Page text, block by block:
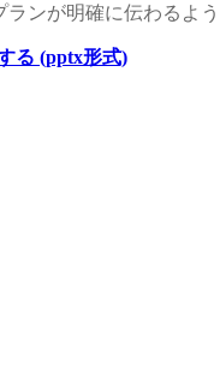
ンが明確に伝わるよ
る (pptx形式)